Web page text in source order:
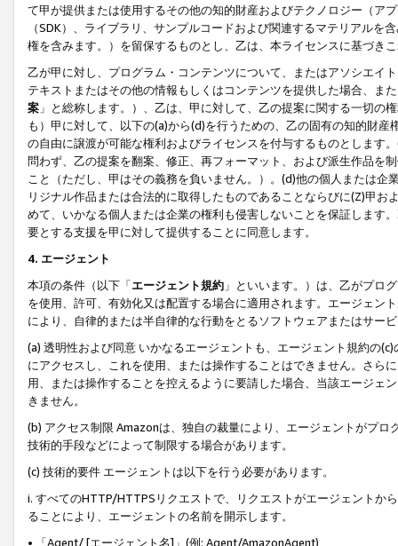
て甲が提供または使用するその他の知的財産およびテクノロジー（ア
（SDK）、ライブラリ、サンプルコードおよび関連するマテリアル
権を含みます。）を留保するものとし、乙は、本ライセンスに基づき
乙が甲に対し、プログラム・コンテンツについて、またはアソシエイ
テキストまたはその他の情報もしくはコンテンツを提供した場合、ま
案 」と総称します。）、乙は、甲に対して、乙の提案に関する一切
も）甲に対して、以下の(a)から(d)を行うための、乙の固有の知的財
の自由に譲渡が可能な権利およびライセンスを付与するものとします
問わず、乙の提案を翻案、修正、再フォーマット、および派生作品を
こと（ただし、甲はその義務を負いません。）。(d)他の個人または
リジナル作品または合法的に取得したものであることならびに(Z)甲
めて、いかなる個人または企業の権利も侵害しないことを保証します
要とする支援を甲に対して提供することに同意します。
4. エージェント
本項の条件（以下「エージェント規約 」といいます。）は、乙がプロ
を使用、許可、有効化又は配置する場合に適用されます。エージェン
により、自律的または半自律的な行動をとるソフトウェアまたはサー
(a) 透明性および同意 いかなるエージェントも、エージェント規約の
にアクセスし、これを使用、または操作することはできません。さら
用、または操作することを控えるように要請した場合、当該エージェ
きません。
(b) アクセス制限 Amazonは、独自の裁量により、エージェントがプ
技術的手段などによって制限する場合があります。
(c) 技術的要件 エージェントは以下を行う必要があります。
i. すべてのHTTP/HTTPSリクエストで、リクエストがエージェントか
ることにより、エージェントの名前を開示します。
• 「Agent/ [エージェント名]」(例: Agent/AmazonAgent)